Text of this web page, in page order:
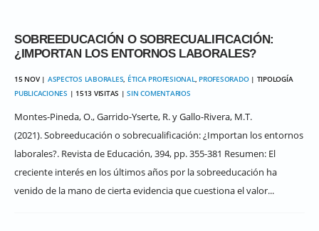
SOBREEDUCACIÓN O SOBRECUALIFICACIÓN:
¿IMPORTAN LOS ENTORNOS LABORALES?
15 NOV | ASPECTOS LABORALES, ÉTICA PROFESIONAL, PROFESORADO| TIPOLOGÍA
PUBLICACIONES | 1513 VISITAS |SIN COMENTARIOS
Montes-Pineda, O., Garrido-Yserte, R. y Gallo-Rivera, M.T.
(2021). Sobreeducación o sobrecualificación: ¿Importan los entornos
laborales?. Revista de Educación, 394, pp. 355-381 Resumen: El
creciente interés en los últimos años por la sobreeducación ha
venido de la mano de cierta evidencia que cuestiona el valor...